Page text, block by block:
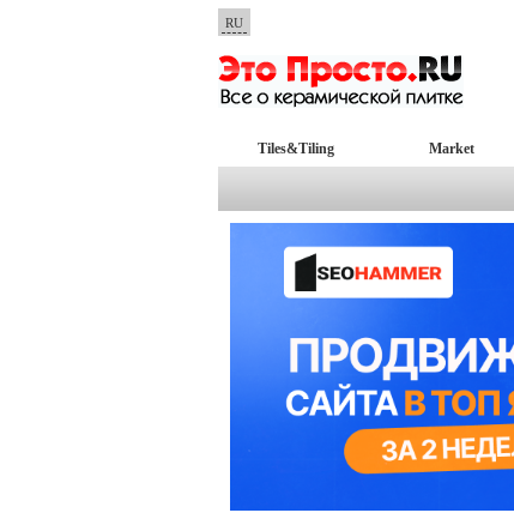
RU
Tiles&Tiling Market